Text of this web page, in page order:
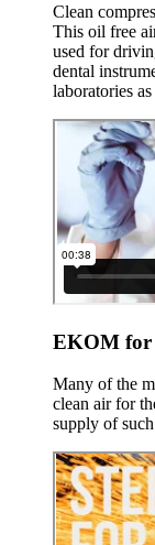
Clean
This oil free
used for
dental
laboratories
EKOM for
Many of the
clean air for
supply of